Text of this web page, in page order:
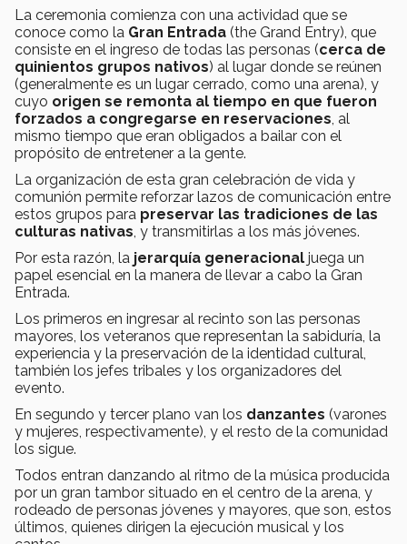
La ceremonia comienza con una actividad que se
conoce como la Gran Entrada (the Grand Entry), que
consiste en el ingreso de todas las personas (cerca de
quinientos grupos nativos) al lugar donde se reúnen
(generalmente es un lugar cerrado, como una arena), y
cuyo origen se remonta al tiempo en que fueron
forzados a congregarse en reservaciones , al
mismo tiempo que eran obligados a bailar con el
propósito de entretener a la gente.
La organización de esta gran celebración de vida y
comunión permite reforzar lazos de comunicación entre
estos grupos para preservar las tradiciones de las
culturas nativas , y transmitirlas a los más jóvenes.
Por esta razón, la jerarquía generacional juega un
papel esencial en la manera de llevar a cabo la Gran
Entrada.
Los primeros en ingresar al recinto son las personas
mayores, los veteranos que representan la sabiduría, la
experiencia y la preservación de la identidad cultural,
también los jefes tribales y los organizadores del
evento.
En segundo y tercer plano van los danzantes (varones
y mujeres, respectivamente), y el resto de la comunidad
los sigue.
Todos entran danzando al ritmo de la música producida
por un gran tambor situado en el centro de la arena, y
rodeado de personas jóvenes y mayores, que son, estos
últimos, quienes dirigen la ejecución musical y los